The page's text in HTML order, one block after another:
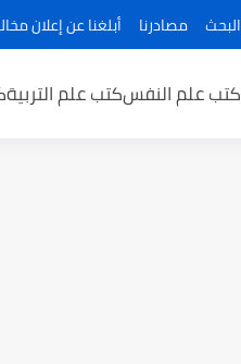
البحث مصادرنا أبلغنا عن إعلان
كتب علم النفسكتب علم التربية